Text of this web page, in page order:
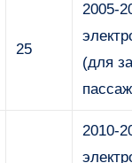
25
2005-
(для
2010-